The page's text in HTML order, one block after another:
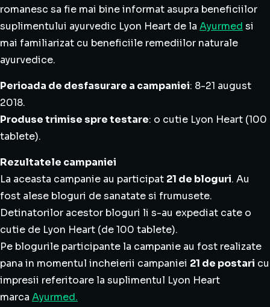
romanesc sa fie mai bine informat asupra beneficiilor
suplimentului ayurvedic Lyon Heart de la Ayurmed si
mai familiarizat cu beneficiile remediilor naturale
ayurvedice.
Perioada de desfasurare a campaniei: 8-21 august
2018.
Produse trimise spre testare: o cutie Lyon Heart (100
tablete).
Rezultatele campaniei
La aceasta campanie au participat 21 de bloguri. Au
fost alese bloguri de sanatate si frumusete.
Detinatorilor acestor bloguri li s-au expediat cate o
cutie de Lyon Heart (de 100 tablete).
Pe blogurile participante la campanie au fost realizate
pana in momentul incheierii campaniei 21 de postari cu
impresii referitoare la suplimentul Lyon Heart
marca Ayurmed.